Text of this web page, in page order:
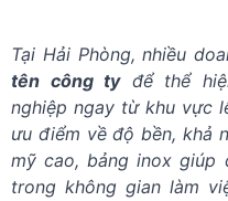
Tại Hải Phòng, nhiều
tên công tyđể thể
nghiệp ngay từ khu vực
ưu điểm về độ bền, khả
mỹ cao, bảng inox giúp
trong không gian làm